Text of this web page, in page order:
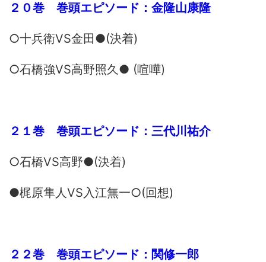
２０巻 巻頭エピソード：金隆山康隆
○十兵衛VS金田●(決着)
○石橋強VS高野照久● (喧嘩)
２１巻 巻頭エピソード：三代川祐介
○石橋VS高野●(決着)
●梶原隼人VS入江無一○(回想)
２２巻 巻頭エピソード：関修一郎